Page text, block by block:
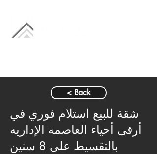
< Back
شقة للبيع استلام فوري في
أرقى أحياء العاصمة الإدارية
بالتقسيط على 8 سنين